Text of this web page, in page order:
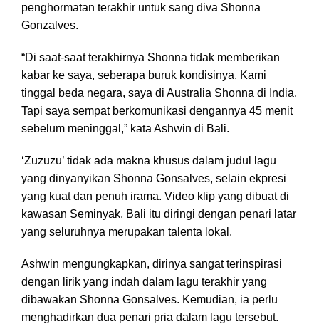
penghormatan terakhir untuk sang diva Shonna
Gonzalves.
“Di saat-saat terakhirnya Shonna tidak memberikan
kabar ke saya, seberapa buruk kondisinya. Kami
tinggal beda negara, saya di Australia Shonna di India.
Tapi saya sempat berkomunikasi dengannya 45 menit
sebelum meninggal,” kata Ashwin di Bali.
‘Zuzuzu’ tidak ada makna khusus dalam judul lagu
yang dinyanyikan Shonna Gonsalves, selain ekpresi
yang kuat dan penuh irama. Video klip yang dibuat di
kawasan Seminyak, Bali itu diringi dengan penari latar
yang seluruhnya merupakan talenta lokal.
Ashwin mengungkapkan, dirinya sangat terinspirasi
dengan lirik yang indah dalam lagu terakhir yang
dibawakan Shonna Gonsalves. Kemudian, ia perlu
menghadirkan dua penari pria dalam lagu tersebut.